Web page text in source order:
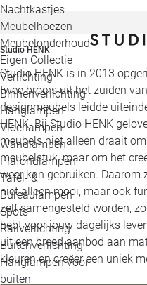
Nachtkastjes
Meubelhoezen
Meubelonderhoud
Eigen Collectie
Verlichting
Binnenverlichting
Hanglampen
Vloerlampen
Wandlampen
Plafondlampen
Tafel- &
Bureaulampen
Spots
Railverlichting
Buitenverlichting
Hanglampen voor
buiten
Studio HENK
Studio HENK is in 2013
twee broers uit het zuiden
designmeubels leidde
HENK. Bij Studio HENK
meubels niet alleen draait
meubelstuk, maar om het
weer kan gebruiken. Daarom
niet alleen mooi, maar ook
zelf samengesteld worden,
hebt voor jouw dagelijks
uit een breed aanbod aan
kleuren en creëer een uniek